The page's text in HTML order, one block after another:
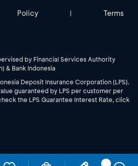
Policy | Terms
by Financial Services Authority
& Bank Indonesia
Deposit Insurance Corporation (LPS).
guaranteed by LPS per customer per
the LPS Guarantee Interest Rate, click